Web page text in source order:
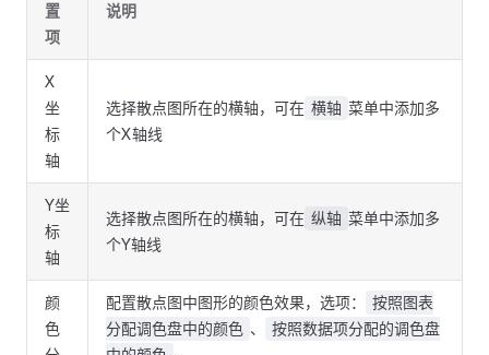
置
项
说明
X
坐
标
轴
选择散点图所在的横轴，可在 横轴 菜单中添加多
个X轴线
Y坐
标
轴
选择散点图所在的横轴，可在 纵轴 菜单中添加多
个Y轴线
颜
色
配置散点图中图形的颜色效果，选项：
按照图表
分配调色盘中的颜色 、
按照数据项分配的调色盘